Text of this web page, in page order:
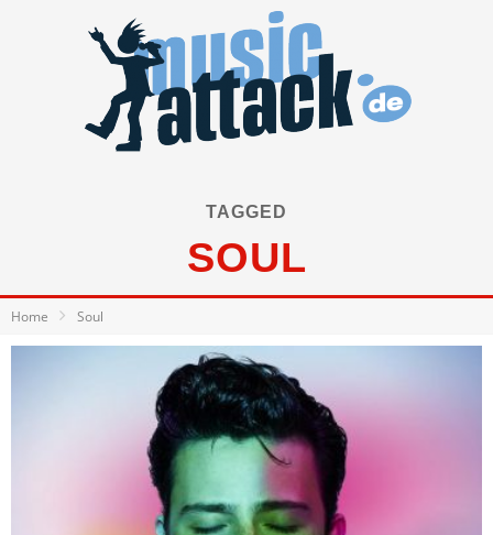
TAGGED
SOUL
Home Soul